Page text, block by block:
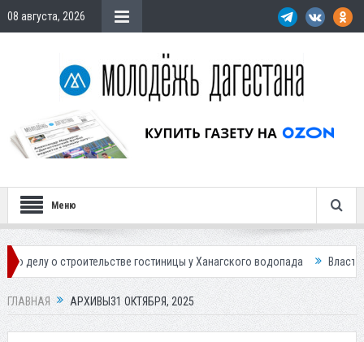
08 августа, 2026
Меню
гостиницы у Ханагского водопада Власти Махачкалы
ГЛАВНАЯ АРХИВЫ31 ОКТЯБРЯ, 2025